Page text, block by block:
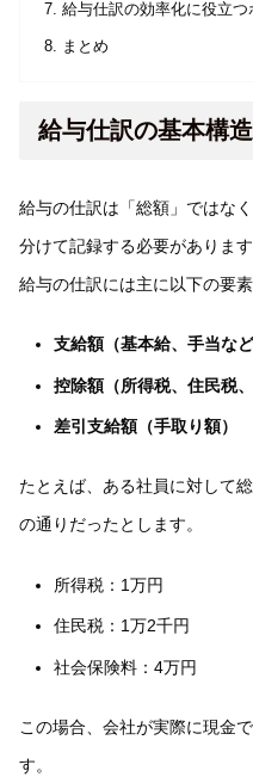
給与仕訳の効率化に役立つ
まとめ
給与仕訳の基本構
給与の仕訳は「総額」ではな
分けて記録する必要があります
給与の仕訳には主に以下の要素
支給額（基本給、手当など
控除額（所得税、住民税
差引支給額（手取り額）
たとえば、ある社員に対して
の通りだったとします。
所得税：1万円
住民税：1万2千円
社会保険料：4万円
この場合、会社が実際に現金
す。